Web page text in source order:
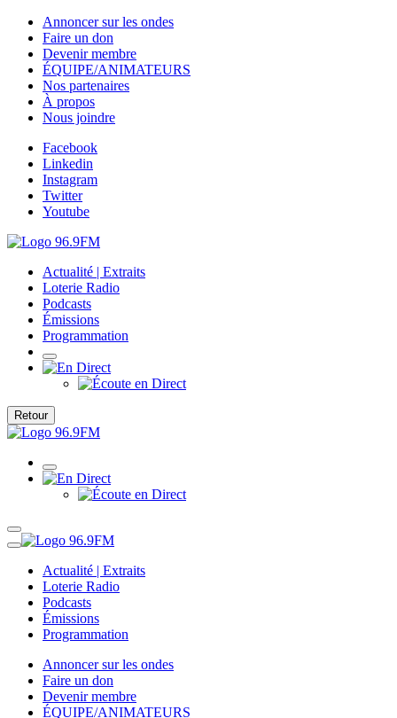
Annoncer sur les ondes
Faire un don
Devenir membre
ÉQUIPE/ANIMATEURS
Nos partenaires
À propos
Nous joindre
Facebook
Linkedin
Instagram
Twitter
Youtube
Actualité | Extraits
Loterie Radio
Podcasts
Émissions
Programmation
Retour
Actualité | Extraits
Loterie Radio
Podcasts
Émissions
Programmation
Annoncer sur les ondes
Faire un don
Devenir membre
ÉQUIPE/ANIMATEURS